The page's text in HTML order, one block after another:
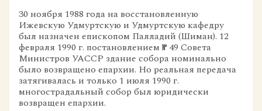
30 ноября 1988 года на восстановленную
Ижевскую Удмуртскую и Удмуртскую кафедру
был назначен епископом Палладий (Шиман). 12
февраля 1990 г. постановлением № 49 Совета
Министров УАССР здание собора номинально
было возвращено епархии. Но реальная передача
затягивалась и только 1 июля 1990 г.
многострадальный собор был юридически
возвращен епархии.